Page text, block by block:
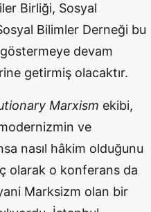
Birliği, Sosyal
Bilimler Derneği bu
östermeye devam
getirmiş olacaktır.
Marxism ekibi,
ve
nasıl hâkim olduğunu
olarak o konferans da
Marksizm olan bir